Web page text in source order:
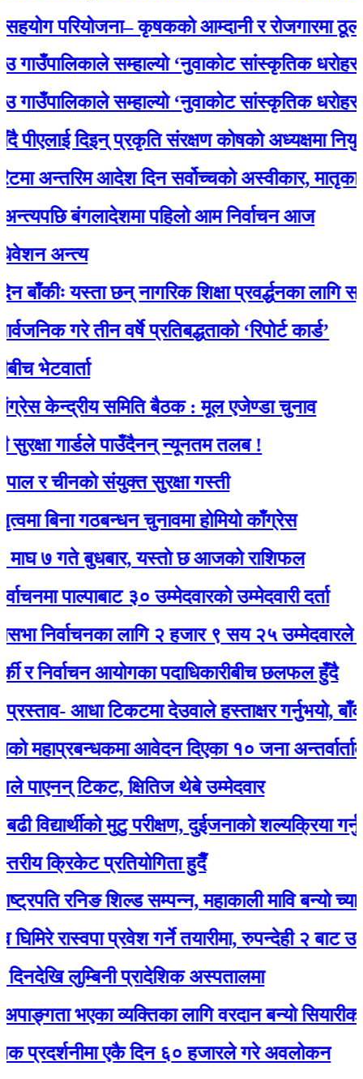
परियोजना– कृषकको आम्दानी र रोजगारमा ठूलो
सम्हाल्यो ‘नुवाकोट सांस्कृतिक धरोहर
सम्हाल्यो ‘नुवाकोट सांस्कृतिक धरोहर
दिइन् प्रकृति संरक्षण कोषको अध्यक्षमा नियुक्ति
आदेश दिन सर्वोच्चको अस्वीकार, मातृका
बंगलादेशमा पहिलो आम निर्वाचन आज
यस्ता छन् नागरिक शिक्षा प्रवर्द्धनका लागि स्रोत
गरे तीन वर्षे प्रतिबद्धताको ‘रिपोर्ट कार्ड’
समिति बैठक : मूल एजेण्डा चुनाव
गार्डले पाउँदैनन् न्यूनतम तलब !
संयुक्त सुरक्षा गस्ती
गठबन्धन चुनावमा होमियो काँग्रेस
बुधबार, यस्ताे छ आजको राशिफल
पाल्पाबाट ३० उम्मेदवारको उम्मेदवारी दर्ता
लागि २ हजार ९ सय २५ उम्मेदवारले मनोनयन
आयोगका पदाधिकारीबीच छलफल हुँदै
आधा टिकटमा देउवाले हस्ताक्षर गर्नुभयो, बाँकी
आवेदन दिएका १० जना अन्तर्वार्ताका लागि
टिकट, क्षितिज थेबे उम्मेदवार
मुटु परीक्षण, दुईजनाको शल्यक्रिया गर्नुपर्ने
प्रतियोगिता हुदैँ
रनिङ शिल्ड सम्पन्न, महाकाली मावि बन्यो च्याम्पियन
प्रवेश गर्ने तयारीमा, रुपन्देही २ बाट उम्मेद्वार
लुम्बिनी प्रादेशिक अस्पतालमा
भएका व्यक्तिका लागि वरदान बन्यो सियारीको घुम्ती
एकै दिन ६० हजारले गरे अवलोकन